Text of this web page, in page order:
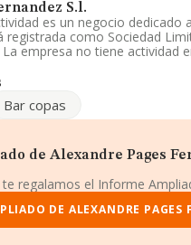
S.l.
es un negocio dedicado
como Sociedad
empresa no tiene actividad
S.L
de Barcelona, Cataluña.
a 5.524 millones de
las compañías alcanza los
la antigüedad desde la
es de 2.
Bar copas
de Alexandre Pages
regalamos el Informe
DE ALEXANDRE PAGES